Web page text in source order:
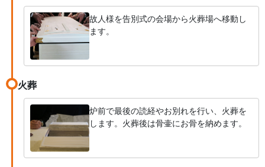
故人様を告別式の会場から火葬場へ移動し
ます。
火葬
炉前で最後の読経やお別れを行い、火葬を
します。火葬後は骨壷にお骨を納めます。